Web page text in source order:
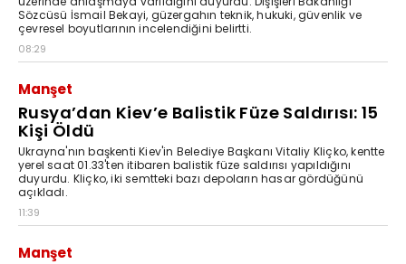
Sözcüsü İsmail Bekayi, güzergahın teknik, hukuki, güvenlik ve
çevresel boyutlarının incelendiğini belirtti.
08:29
Manşet
Rusya’dan Kiev’e Balistik Füze Saldırısı: 15
Kişi Öldü
Ukrayna'nın başkenti Kiev'in Belediye Başkanı Vitaliy Kliçko, kentte
yerel saat 01.33'ten itibaren balistik füze saldırısı yapıldığını
duyurdu. Kliçko, iki semtteki bazı depoların hasar gördüğünü
açıkladı.
11:39
Manşet